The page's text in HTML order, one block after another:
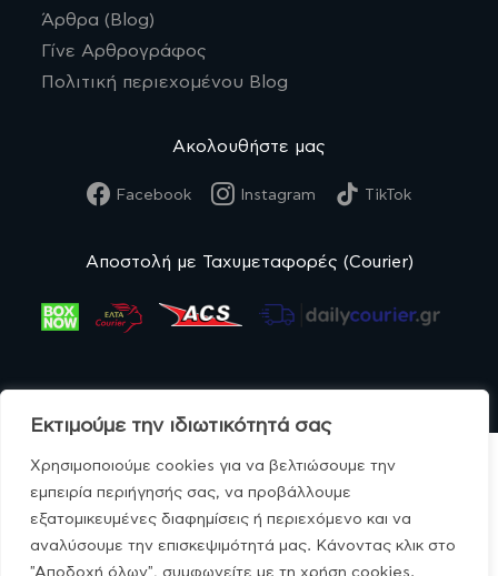
Εκτιμούμε την ιδιωτικότητά σας
Χρησιμοποιούμε cookies για να βελτιώσουμε την
εμπειρία περιήγησής σας, να προβάλλουμε
εξατομικευμένες διαφημίσεις ή περιεχόμενο και να
αναλύσουμε την επισκεψιμότητά μας. Κάνοντας κλικ στο
"Αποδοχή όλων", συμφωνείτε με τη χρήση cookies.
Άρθρα (Blog)
Γίνε Αρθρογράφος
Πολιτική περιεχομένου Blog
Ακολουθήστε μας
Facebook Instagram TikTok
Αποστολή με Ταχυμεταφορές (Courier)
© MonoBio.gr 2020-2026.